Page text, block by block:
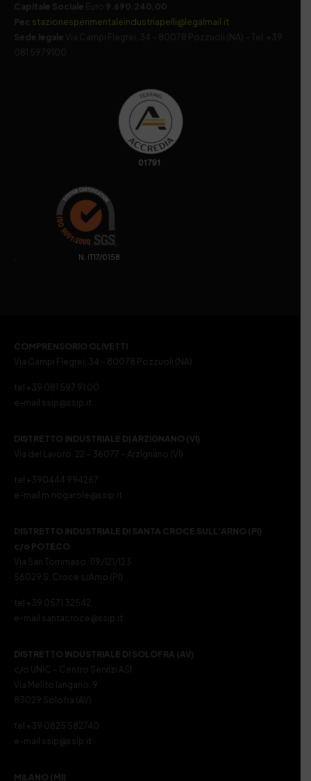
Capitale Sociale Euro 9.690.240,00
Pec stazionesperimentaleindustriapelli@legalmail.it
Sede legale
Via Campi Flegrei, 34 – 80078 Pozzuoli (NA) – Tel. +39
081 5979100
. N. IT17/0158
COMPRENSORIO OLIVETTI
Via Campi Flegrei, 34 – 80078 Pozzuoli (NA)
tel +39 081 597 91 00
e-mail ssip@ssip.it
DISTRETTO INDUSTRIALE DI ARZIGNANO (VI)
Via del Lavoro, 22 – 36077 – Arzignano (VI)
tel +390444 994267
e-mail m.nogarole@ssip.it
DISTRETTO INDUSTRIALE DI SANTA CROCE SULL’ARNO (PI)
c/o POTECO
Via San Tommaso, 119/121/123
56029 S. Croce s/Arno (PI)
tel +39 0571 32542
e-mail santacroce@ssip.it
DISTRETTO INDUSTRIALE DI SOLOFRA (AV)
c/o UNIC – Centro Servizi ASI
Via Melito Iangano, 9
83029 Solofra (AV)
tel +39 0825 582740
e-mail ssip@ssip.it
MILANO (MI)